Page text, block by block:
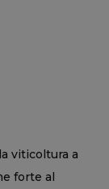
viticoltura a
forte al